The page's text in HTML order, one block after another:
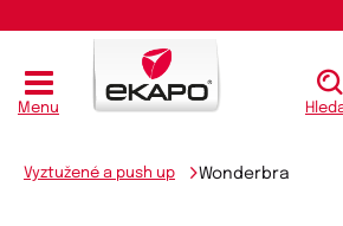
Menu
Vyztužené a push up Wonderbra